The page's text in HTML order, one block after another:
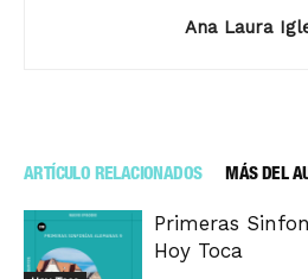
Ana Laura
ARTÍCULO RELACIONADOS MÁS DEL
Primeras
Hoy Toca